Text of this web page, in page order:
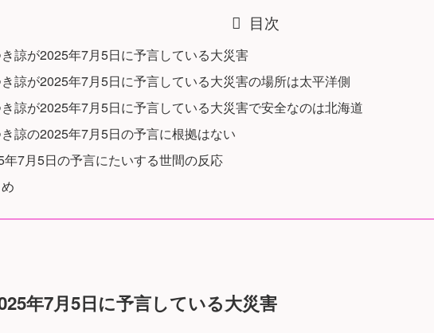
目次
諒が2025年7月5日に予言している大災害
諒が2025年7月5日に予言している大災害の場所は太平洋側
諒が2025年7月5日に予言している大災害で安全なのは北海道
諒の2025年7月5日の予言に根拠はない
年7月5日の予言にたいする世間の反応
年7月5日に予言している大災害